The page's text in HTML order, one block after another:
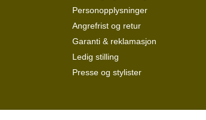
Personopplysninger
Angrefrist og retur
Garanti & reklamasjon
Ledig stilling
Presse og stylister